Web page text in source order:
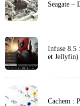
Seagate –
Infuse 8.5
et Jellyfin)
Cachem :